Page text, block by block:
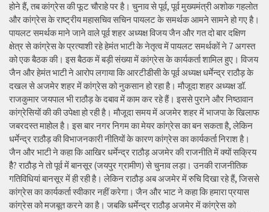
होने हैं, तब कांग्रेस की फूट चौराहे पर है। चुनाव से पूर्व, पूर्व मुख्यमंत्री अशोक गहलोत
और कांग्रेस के राष्ट्रीय महासचिव सचिन पायलट के समर्थक आमने सामने हो गए है।
पायलट समर्थक माने जाने वाले पूर्व शहर अध्यक्ष विजय जैन और गत दो बार दक्षिण
क्षेत्र से कांग्रेस के प्रत्याशी रहे हेमंत भाटी के नेतृत्व में पायलट समर्थकों ने 7 अगस्त
को एक बैठक की। इस बैठक में बड़ी संख्या में कांग्रेस के कार्यकर्ता शामिल हुए। विजय
जैन और हेमंत भाटी ने आरोप लगाया कि आरटीडीसी के पूर्व अध्यक्ष धर्मेन्द्र राठौड़ के
दखल से अजमेर शहर में कांग्रेस को नुकसान हो रहा है। मौजूदा शहर अध्यक्ष डॉ.
राजकुमार जयपाल भी राठौड़ के दबाव में काम कर रहे हैं। इससे पुराने और निष्ठावान
कांग्रेसियों की की उपेक्षा हो रही है। मौजूदा समय में अजमेर शहर में भाजपा के खिलाफ
जबरदस्त माहोल है। इस बार नगर निगम का मेयर कांग्रेस का बन सकता है, लेकिन
धर्मेन्द्र राठौड़ की विभाजनकारी नीतियों के कारण कांग्रेस का कार्यकर्ता निराश है।
जैन और भाटी ने कहा कि आखिर धर्मेन्द्र राठौड़ अजमेर की राजनीति में क्यों सक्रिय
हैै? राठौड़ ने तो पूर्व में बानसूर (जयपुर ग्रामीण) से चुनाव लड़ा। उनकी राजनीतिक
गतिविधियां बानसूर में ही रही है। लेकिन राठौड़ अब अजमेर में रुचि दिखा रहे हैं, जिससे
कांग्रेस का कार्यकर्ता स्वीकार नहीं करेगा। जैन और भाट ने कहा कि हमारा प्रयास
कांग्रेस को मजबूत करने का है। जबकि धर्मेन्द्र राठौड़ अजमेर में कांग्रेस को